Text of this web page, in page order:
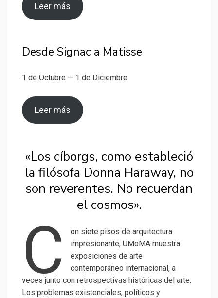
Leer más
Desde Signac a Matisse
1 de Octubre — 1 de Diciembre
Leer más
«Los cíborgs, como estableció
la filósofa Donna Haraway, no
son reverentes. No recuerdan
el cosmos».
C
on siete pisos de arquitectura
impresionante, UMoMA muestra
exposiciones de arte
contemporáneo internacional, a
veces junto con retrospectivas históricas del arte.
Los problemas existenciales, políticos y